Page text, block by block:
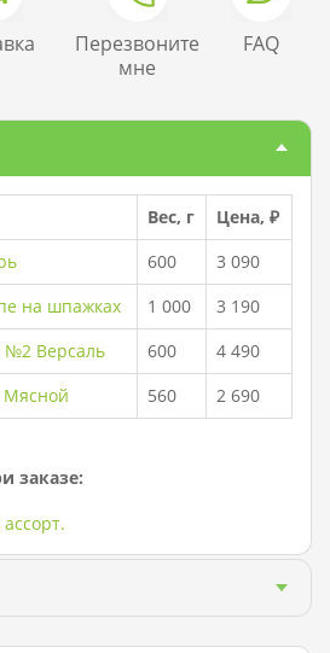
Вес, г
Цена, ₽
600
3 090
на шпажках 1 000
3 190
№2 Версаль 600
4 490
Мясной 560 2 690
заказе:
Перезвоните
мне
FAQ